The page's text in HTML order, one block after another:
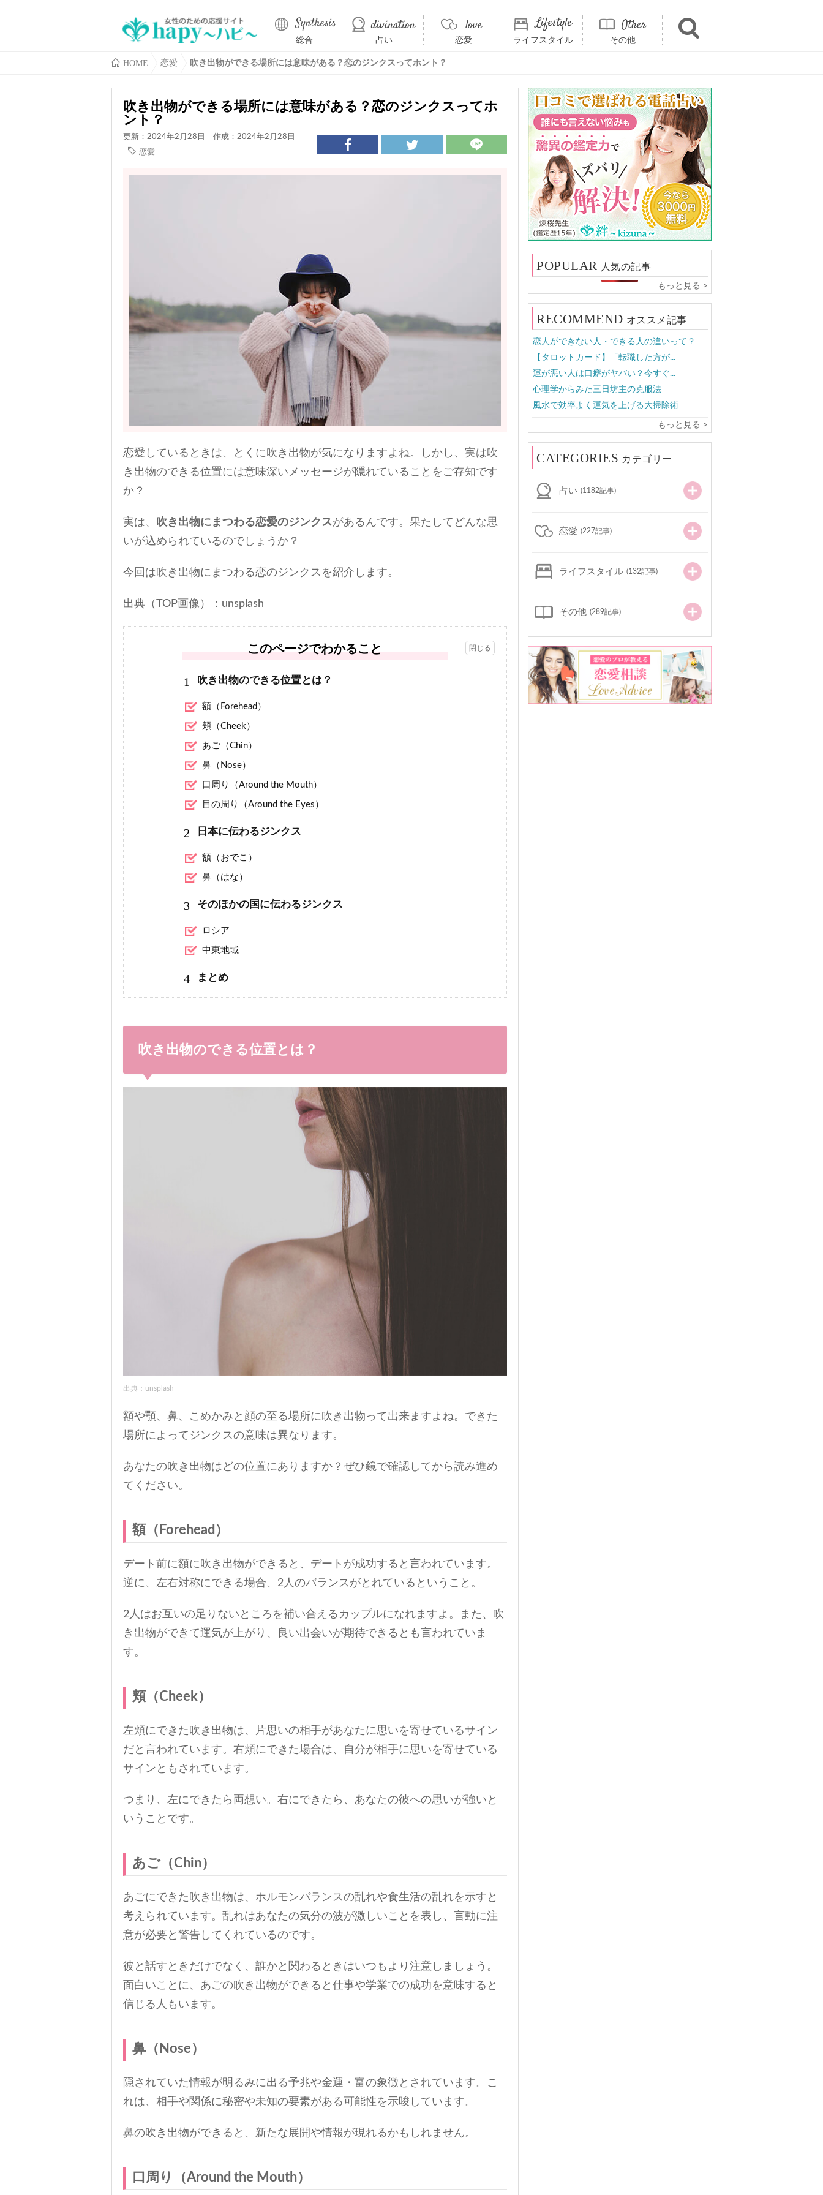
総合 占い 恋愛 ライフスタイル その他
HOME 恋愛 吹き出物ができる場所には意味がある？恋のジンクスってホント？
吹き出物ができる場所には意味がある？恋のジンクスってホ
ント？
更新：2024年2月28日
作成：2024年2月28日
恋愛
恋愛しているときは、とくに吹き出物が気になりますよね。しかし、実は吹
き出物のできる位置には意味深いメッセージが隠れていることをご存知です
か？
実は、 吹き出物にまつわる恋愛のジンクスがあるんです。果たしてどんな思
いが込められているのでしょうか？
今回は吹き出物にまつわる恋のジンクスを紹介します。
出典（TOP画像）：unsplash
このページでわかること
1 吹き出物のできる位置とは？
額（Forehead）
頬（Cheek）
あご（Chin）
鼻（Nose）
口周り（Around the Mouth）
目の周り（Around the Eyes）
2 日本に伝わるジンクス
額（おでこ）
鼻（はな）
3 そのほかの国に伝わるジンクス
ロシア
中東地域
4 まとめ
吹き出物のできる位置とは？
出典：unsplash
額や顎、鼻、こめかみと顔の至る場所に吹き出物って出来ますよね。できた
場所によってジンクスの意味は異なります。
あなたの吹き出物はどの位置にありますか？ぜひ鏡で確認してから読み進め
てください。
額（Forehead）
デート前に額に吹き出物ができると、デートが成功すると言われています。
逆に、左右対称にできる場合、2人のバランスがとれているということ。
2人はお互いの足りないところを補い合えるカップルになれますよ。また、吹
き出物ができて運気が上がり、良い出会いが期待できるとも言われていま
す。
頬（Cheek）
左頬にできた吹き出物は、片思いの相手があなたに思いを寄せているサイン
だと言われています。右頬にできた場合は、自分が相手に思いを寄せている
サインともされています。
つまり、左にできたら両想い。右にできたら、あなたの彼への思いが強いと
いうことです。
あご（Chin）
あごにできた吹き出物は、ホルモンバランスの乱れや食生活の乱れを示すと
考えられています。乱れはあなたの気分の波が激しいことを表し、言動に注
意が必要と警告してくれているのです。
彼と話すときだけでなく、誰かと関わるときはいつもより注意しましょう。
面白いことに、あごの吹き出物ができると仕事や学業での成功を意味すると
信じる人もいます。
鼻（Nose）
隠されていた情報が明るみに出る予兆や金運・富の象徴とされています。こ
れは、相手や関係に秘密や未知の要素がある可能性を示唆しています。
鼻の吹き出物ができると、新たな展開や情報が現れるかもしれません。
口周り（Around the Mouth）
POPULAR 人気の記事
もっと見る >
RECOMMEND オススメ記事
恋人ができない人・できる人の違いって？
【タロットカード】「転職した方が...
運が悪い人は口癖がヤバい？今すぐ...
心理学からみた三日坊主の克服法
風水で効率よく運気を上げる大掃除術
もっと見る >
CATEGORIES カテゴリー
占い (1182記事)
恋愛 (227記事)
ライフスタイル (132記事)
その他 (289記事)